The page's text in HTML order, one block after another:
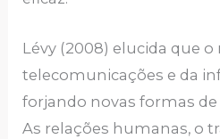
Lévy (2008) elucida que
telecomunicações e da
forjando novas formas de
As relações humanas, o